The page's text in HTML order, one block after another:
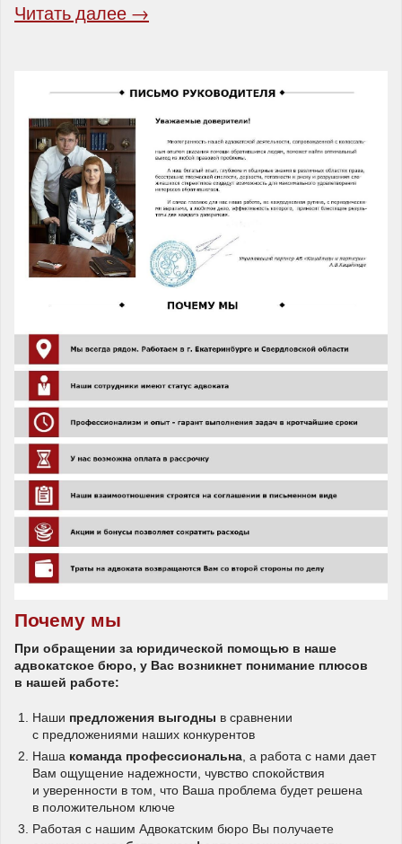
Читать далее →
Почему мы
При обращении за юридической помощью в наше
адвокатское бюро, у Вас возникнет понимание плюсов
в нашей работе:
Наши предложения выгодны в сравнении
с предложениями наших конкурентов
Наша команда профессиональна , а работа с нами дает
Вам ощущение надежности, чувство спокойствия
и уверенности в том, что Ваша проблема будет решена
в положительном ключе
Работая с нашим Адвокатским бюро Вы получаете